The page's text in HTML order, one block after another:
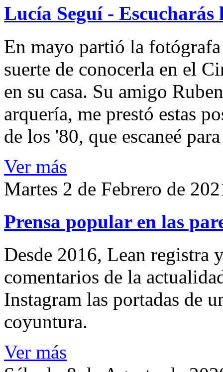
Lucía Seguí - Escucharás
En mayo partió la
suerte de conocerla en el
en su casa. Su amigo
arquería, me prestó estas
de los '80, que escaneé
Ver más
Martes 2 de Febrero de
Prensa popular en las
Desde 2016, Lean registra
comentarios de la
Instagram las portadas de
coyuntura.
Ver más